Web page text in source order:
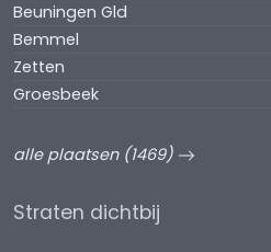
Beuningen Gld
Bemmel
Zetten
Groesbeek
alle plaatsen (1469)
Straten dichtbij